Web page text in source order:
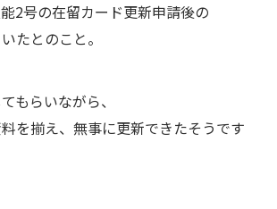
2号の在留カード更新申請後の
たとのこと。
もらいながら、
を揃え、無事に更新できたそうです